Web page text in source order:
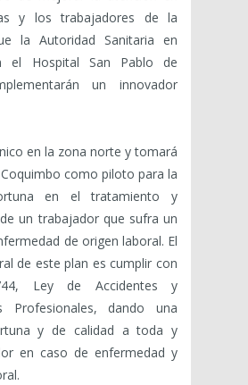
y los trabajadores de la
la Autoridad Sanitaria en
el Hospital San Pablo de
un innovador
en la zona norte y tomará
como piloto para la
en el tratamiento y
un trabajador que sufra un
de origen laboral. El
de este plan es cumplir con
Ley de Accidentes y
Profesionales, dando una
y de calidad a toda y
en caso de enfermedad y